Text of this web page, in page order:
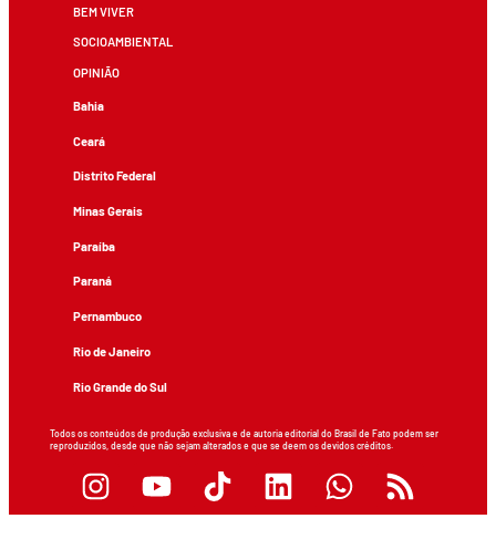
BEM VIVER
SOCIOAMBIENTAL
OPINIÃO
Bahia
Ceará
Distrito Federal
Minas Gerais
Paraíba
Paraná
Pernambuco
Rio de Janeiro
Rio Grande do Sul
Todos os conteúdos de produção exclusiva e de autoria editorial do Brasil de Fato podem ser
reproduzidos, desde que não sejam alterados e que se deem os devidos créditos.